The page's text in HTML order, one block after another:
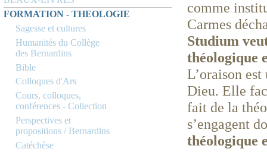
FORMATION - THEOLOGIE
Sagesse et cultures
Humanités du Collège
des Bernardins
Bible
Colloques d'Ars
Cours, colloques,
conférences - Collection
Perspectives et
propositions / Bernardins
Catéchèse
comme
Carmes
Studium
théologique
L’oraison
Dieu. Elle
fait de la
s’engagent
théologique